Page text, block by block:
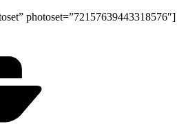
photoset=”72157639443318576″]